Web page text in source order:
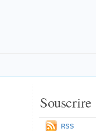
Souscrire
RSS